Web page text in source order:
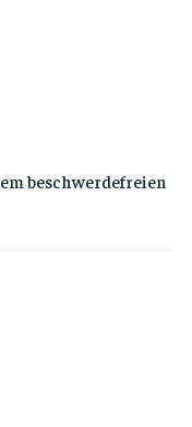
beschwerdefreien